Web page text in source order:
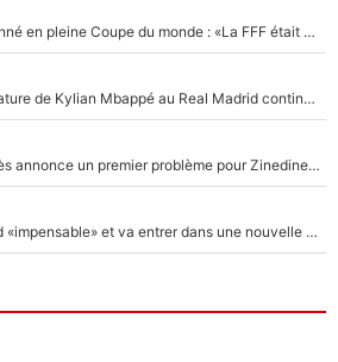
Didier Deschamps abandonné en pleine Coupe du monde : «La FFF était déjà passée à Zinedine Zidane»
«C'est une fierté» : La signature de Kylian Mbappé au Real Madrid continue de régaler l'Espagne
Michael Olise : Pierre Ménès annonce un premier problème pour Zinedine Zidane en équipe de France
F1 - Alpine signe un accord «impensable» et va entrer dans une nouvelle dimension : Grande nouvelle pour Pierre Gasly !